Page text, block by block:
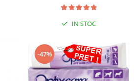
IN STOC
-47%